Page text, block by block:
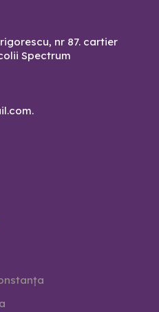
nr 87. cartier
Spectrum